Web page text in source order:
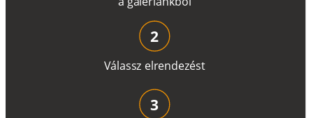
Válassz elrendezést
2
3